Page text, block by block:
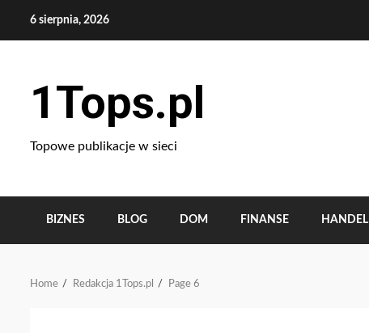
6 sierpnia, 2026
1Tops.pl
Topowe publikacje w sieci
BIZNES BLOG DOM FINANSE HANDEL
Home Redakcja 1Tops.pl Page 6